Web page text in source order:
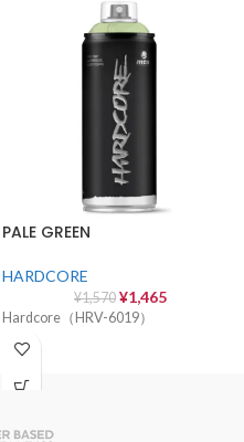
PALE GREEN
HARDCORE
¥1,570 ¥1,465
Hardcore（HRV-6019）